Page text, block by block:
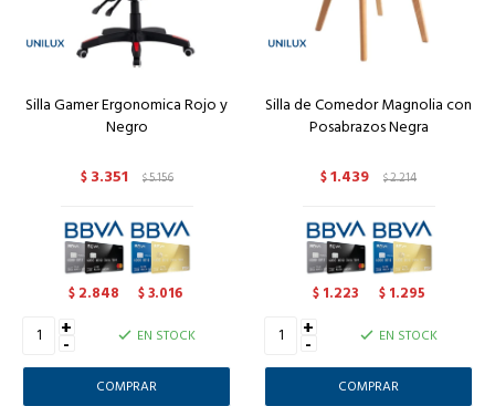
Silla Gamer Ergonomica Rojo y
Negro
$ 3.351 $5.156
$ 2.848 $3.016
+
- EN STOCK
Silla de Comedor Magnolia con
Posabrazos Negra
$1.439 $2.214
$ 1.223 $ 1.295
+
- EN STOCK